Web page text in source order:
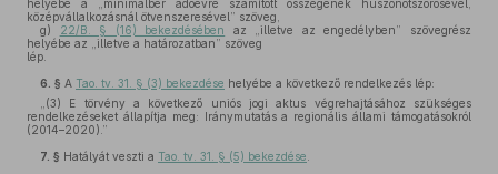
helyébe a „minimálbér adóévre számított összegének huszonötszörösével,
középvállalkozásnál ötvenszeresével” szöveg,
g)
22/B. § (16) bekezdésében
az „illetve az engedélyben” szövegrész
helyébe az „illetve a határozatban” szöveg
lép.
6. § A Tao. tv. 31. § (3) bekezdése helyébe a következő rendelkezés lép:
„(3) E törvény a következő uniós jogi aktus végrehajtásához szükséges
rendelkezéseket állapítja meg: Iránymutatás a regionális állami támogatásokról
(2014–2020).”
7. § Hatályát veszti a Tao. tv. 31. § (5) bekezdése